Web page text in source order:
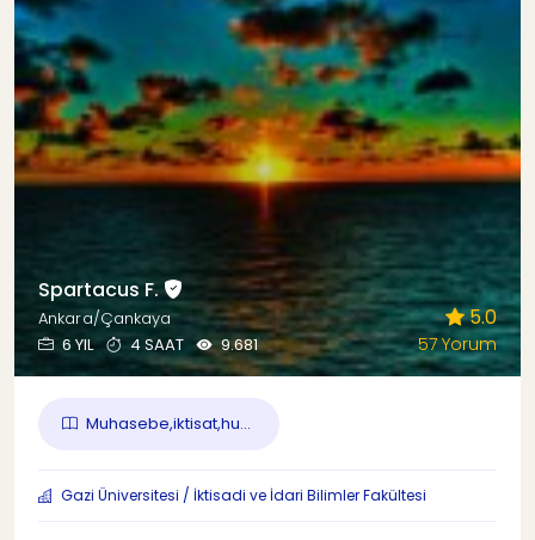
Spartacus F.
Ankara/Çankaya
6 YIL
4 SAAT 9.681
5.0
57 Yorum
Muhasebe,iktisat,hu...
Gazi Üniversitesi / İktisadi ve İdari Bilimler Fakültesi